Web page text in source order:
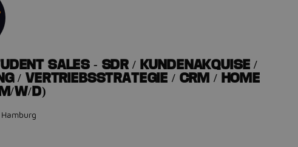
SALES - SDR / KUNDENAKQUISE /
/ VERTRIEBSSTRATEGIE / CRM / HOME
W/D)
Hamburg